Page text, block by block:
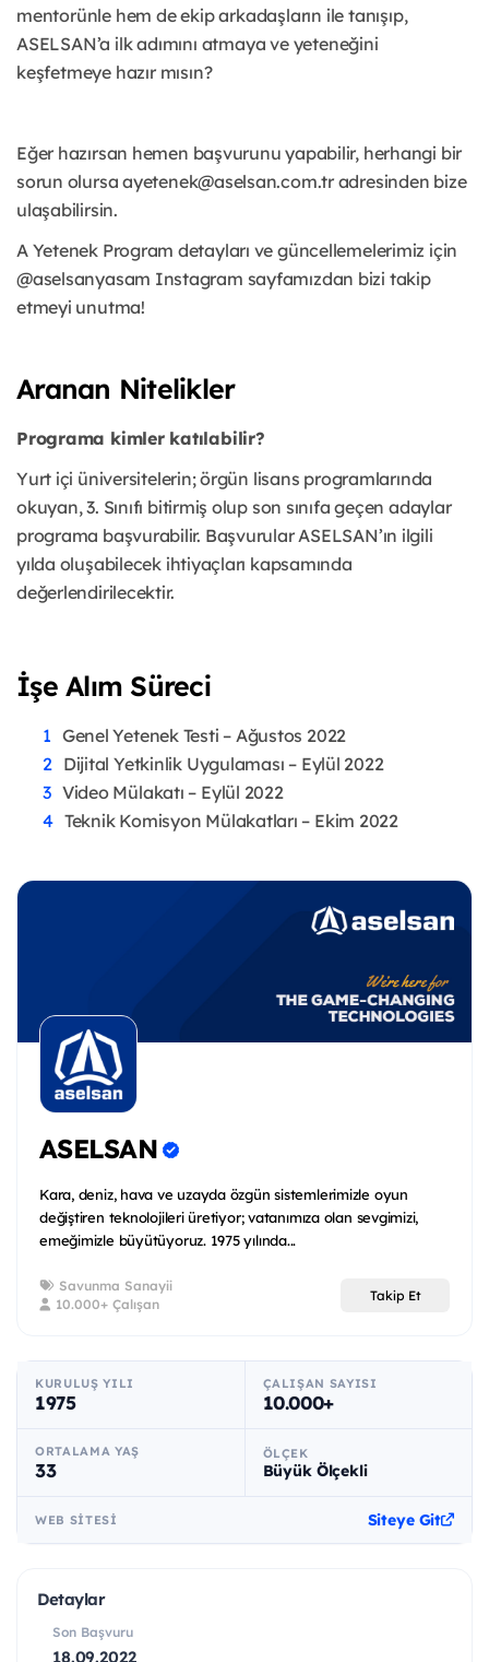
mentorünle hem de ekip arkadaşların ile tanışıp,
ASELSAN’a ilk adımını atmaya ve yeteneğini
keşfetmeye hazır mısın?
Eğer hazırsan hemen başvurunu yapabilir, herhangi bir
sorun olursa ayetenek@aselsan.com.tr adresinden bize
ulaşabilirsin.
A Yetenek Program detayları ve güncellemelerimiz için
@aselsanyasam Instagram sayfamızdan bizi takip
etmeyi unutma!
Aranan Nitelikler
Programa kimler katılabilir?
Yurt içi üniversitelerin; örgün lisans programlarında
okuyan, 3. Sınıfı bitirmiş olup son sınıfa geçen adaylar
programa başvurabilir. Başvurular ASELSAN’ın ilgili
yılda oluşabilecek ihtiyaçları kapsamında
değerlendirilecektir.
İşe Alım Süreci
Genel Yetenek Testi – Ağustos 2022
Dijital Yetkinlik Uygulaması – Eylül 2022
Video Mülakatı – Eylül 2022
Teknik Komisyon Mülakatları – Ekim 2022
ASELSAN
Kara, deniz, hava ve uzayda özgün sistemlerimizle oyun
değiştiren teknolojileri üretiyor; vatanımıza olan sevgimizi,
emeğimizle büyütüyoruz. 1975 yılında...
Savunma Sanayii
10.000+ Çalışan
Takip Et
KURULUŞ YILI
1975
ÇALIŞAN SAYISI
10.000+
ORTALAMA YAŞ
33
ÖLÇEK
Büyük Ölçekli
WEB SITESI Siteye Git
Detaylar
Son Başvuru
18.09.2022